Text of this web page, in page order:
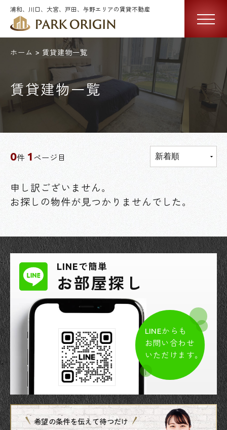
浦和、川口、大宮、戸田、与野エリアの賃貸不動産
ホーム 賃貸建物一覧
賃貸建物一覧
0件 1 ページ目
申し訳ございません。
お探しの物件が見つかりませんでした。
LINEで簡単
お部屋探し
LINEからも
お問い合わせ
いただけます。
希望の条件を伝えて待つだけ